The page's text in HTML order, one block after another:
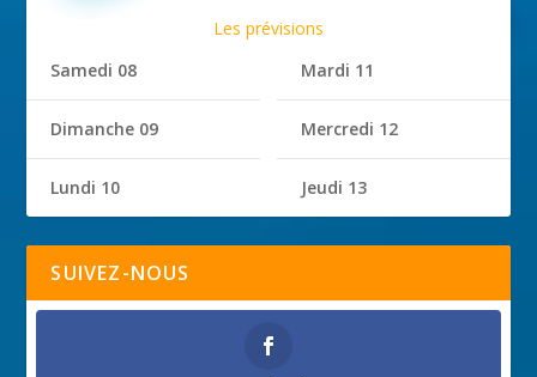
Les prévisions
Samedi 08
Dimanche 09
Lundi 10
Mardi 11
Mercredi 12
Jeudi 13
SUIVEZ-NOUS